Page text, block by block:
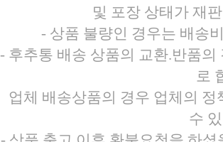
및 포장 상태가 재
- 상품 불량인 경우는 배송
- 후추통 배송 상품의 교환.반품
로
업체 배송상품의 경우 업체의
수